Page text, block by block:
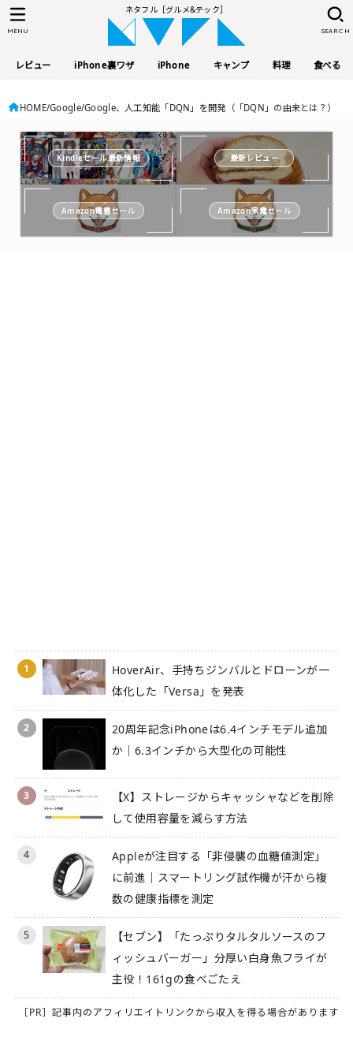
ネタフル［グルメ&テック］
レビュー iPhone裏ワザ iPhone キャンプ 料理 食べる
SEARCH
MENU
HOME Google Google、人工知能「DQN」を開発（「DQN」の由来とは？）
Kindleセール最新情報 最新レビュー
Amazon電書セール Amazon家電セール
1
HoverAir、手持ちジンバルとドローンが一
体化した「Versa」を発表
2
20周年記念iPhoneは6.4インチモデル追加
か｜6.3インチから大型化の可能性
3
【X】ストレージからキャッシャなどを削除
して使用容量を減らす方法
4
Appleが注目する「非侵襲の血糖値測定」
に前進｜スマートリング試作機が汗から複
数の健康指標を測定
5
【セブン】「たっぷりタルタルソースのフ
ィッシュバーガー」分厚い白身魚フライが
主役！161gの食べごたえ
［PR］記事内のアフィリエイトリンクから収入を得る場合があります